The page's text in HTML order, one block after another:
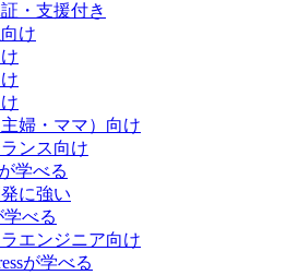
・支援付き
け
婦・ママ）向け
ンス向け
学べる
に強い
学べる
エンジニア向け
が学べる